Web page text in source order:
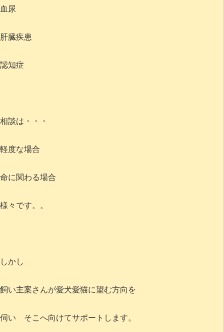
血尿
肝臓疾患
認知症
相談は・・・
軽度な場合
命に関わる場合
様々です。。
しかし
飼い主案さんが愛犬愛猫に望む方向を
伺い そこへ向けてサポートします。